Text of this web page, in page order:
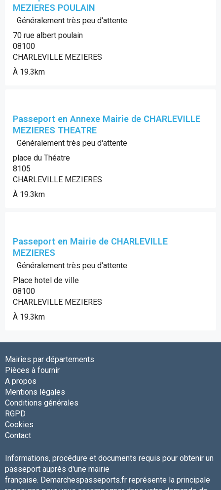
MEZIERES POULAIN
Généralement très peu d'attente
70 rue albert poulain
08100
CHARLEVILLE MEZIERES
À 19.3km
Passeport en Annexe Mairie de CHARLEVILLE
MEZIERES THEATRE
Généralement très peu d'attente
place du Théatre
8105
CHARLEVILLE MEZIERES
À 19.3km
Passeport en Mairie de CHARLEVILLE
MEZIERES
Généralement très peu d'attente
Place hotel de ville
08100
CHARLEVILLE MEZIERES
À 19.3km
Mairies par départements
Pièces à fournir
A propos
Mentions légales
Conditions générales
RGPD
Cookies
Contact
Informations, procédure et documents requis pour obtenir un
passeport auprès d'une mairie
française. Demarchespasseports.fr représente la principale